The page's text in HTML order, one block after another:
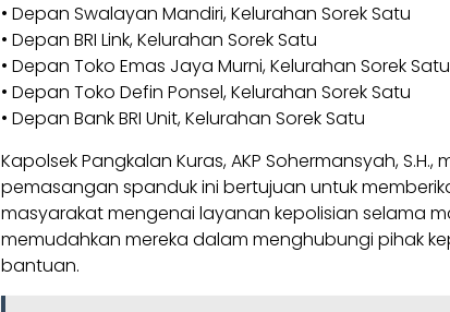
• Depan Swalayan Mandiri, Kelurahan Sorek Satu
• Depan BRI Link, Kelurahan Sorek Satu
• Depan Toko Emas Jaya Murni, Kelurahan Sorek Satu
• Depan Toko Defin Ponsel, Kelurahan Sorek Satu
• Depan Bank BRI Unit, Kelurahan Sorek Satu
Kapolsek Pangkalan Kuras, AKP Sohermansyah,
pemasangan spanduk ini bertujuan untuk
masyarakat mengenai layanan kepolisian selama
memudahkan mereka dalam menghubungi pihak
bantuan.